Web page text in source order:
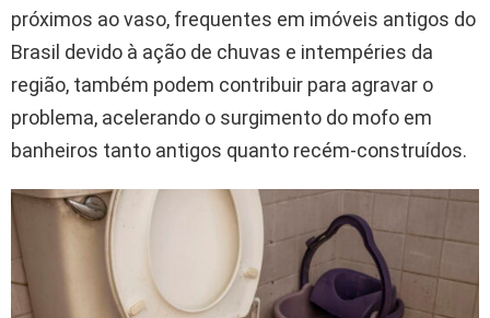
próximos ao vaso, frequentes em imóveis antigos do
Brasil devido à ação de chuvas e intempéries da
região, também podem contribuir para agravar o
problema, acelerando o surgimento do mofo em
banheiros tanto antigos quanto recém-construídos.